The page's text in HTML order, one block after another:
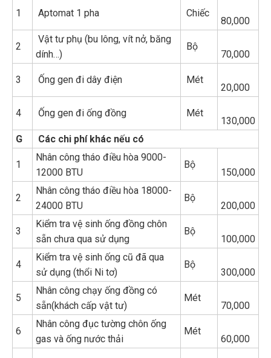
1 Aptomat 1 pha Chiếc
80,000
2
Vật tư phụ (bu lông, vít nở, băng
dính…)
Bộ
70,000
3 Ống gen đi dây điện Mét
20,000
4 Ống gen đi ống đồng Mét
130,000
G
Các chi phí khác nếu có
1
Nhân công tháo điều hòa 9000-
12000 BTU
Bộ
150,000
2
Nhân công tháo điều hòa 18000-
24000 BTU
Bộ
200,000
3
Kiểm tra vệ sinh ống đồng chôn
sẵn chưa qua sử dụng
Bộ
100,000
4
Kiểm tra vệ sinh ống cũ đã qua
sử dụng (thổi Ni tơ)
Bộ
300,000
5
Nhân công chạy ống đồng có
sẵn(khách cấp vật tư)
Mét
70,000
6
Nhân công đục tường chôn ống
gas và ống nước thải
Mét
60,000